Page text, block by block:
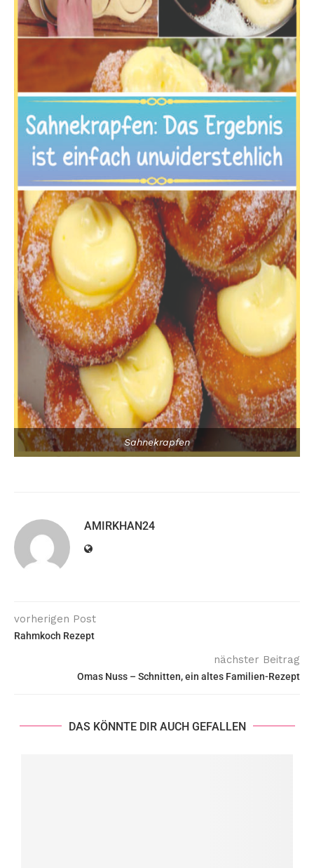
Sahnekrapfen
AMIRKHAN24
vorherigen Post
Rahmkoch Rezept
nächster Beitrag
Omas Nuss – Schnitten, ein altes Familien-Rezept
DAS KÖNNTE DIR AUCH GEFALLEN